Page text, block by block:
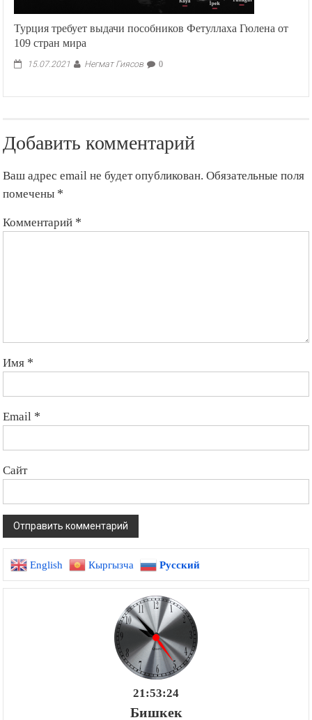
Турция требует выдачи пособников Фетуллаха Гюлена от
109 стран мира
15.07.2021 Негмат Гиясов 0
Добавить комментарий
Ваш адрес email не будет опубликован. Обязательные поля
помечены *
Комментарий *
Имя *
Email *
Сайт
English Кыргызча Русский
21:53:25
Бишкек